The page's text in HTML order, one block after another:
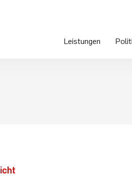
Leistungen